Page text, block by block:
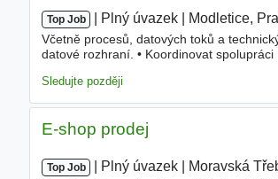
Top Job Plný úvazek Modletice,
Včetně procesů, datových toků a
datové rozhraní. • Koordinovat spolupráci
Sledujte později
E-shop prodej
Top Job Plný úvazek Moravská